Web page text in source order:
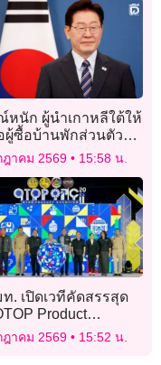
หนัก ผู้นำเกาหลีใต้ให้
ผู้ซื้อบ้านพักส่วนตัว
งนโยบายรัฐบาล
ฎาคม 2569 15:58 น.
. เปิดเวทีคัดสรรสุด
Product
ปี 2569
ฎาคม 2569 15:52 น.